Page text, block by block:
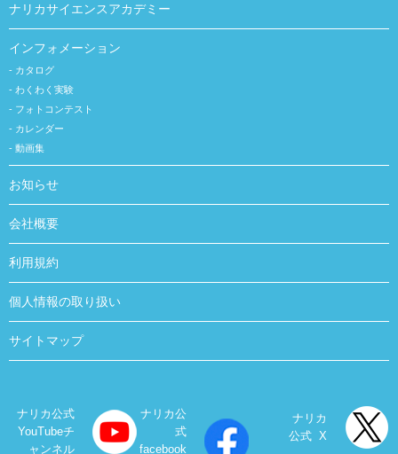
ナリカサイエンスアカデミー
インフォメーション
カタログ
わくわく実験
フォトコンテスト
カレンダー
動画集
お知らせ
会社概要
利用規約
個人情報の取り扱い
サイトマップ
ナリカ公式
YouTubeチ
ャンネル
ナリカ公
式
facebook
ナリカ
公式 X